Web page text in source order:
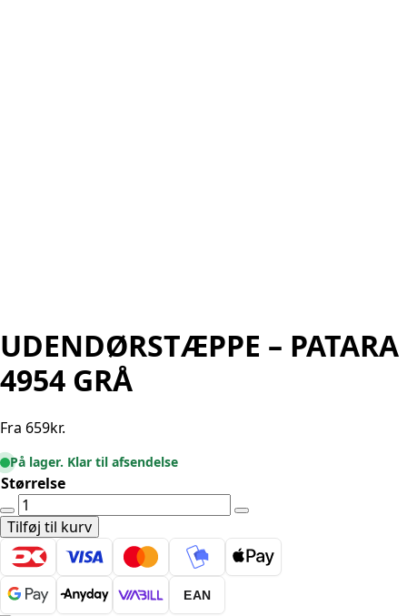
UDENDØRSTÆPPE – PATARA
4954 GRÅ
Fra 659kr.
På lager. Klar til afsendelse
Størrelse
UDENDØRSTÆPPE
-
PATARA
4954
GRÅ
antal
Tilføj til kurv
EAN